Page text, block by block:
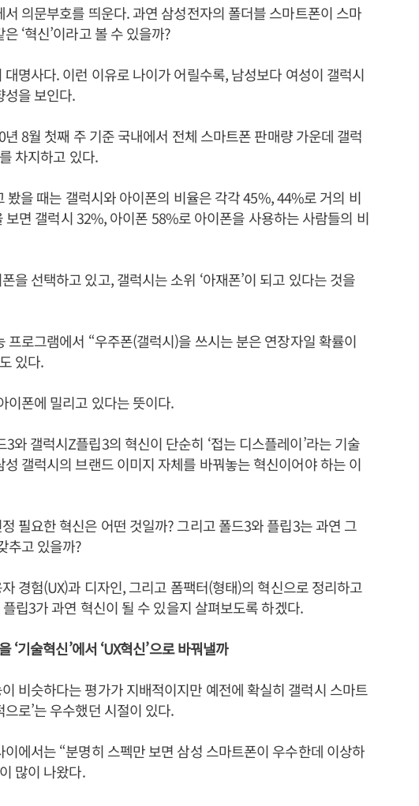
의문부호를 띄운다. 과연 삼성전자의 폴더블 스마트폰이 스마
‘혁신’이라고 볼 수 있을까?
명사다. 이런 이유로 나이가 어릴수록, 남성보다 여성이 갤럭시
성을 보인다.
8월 첫째 주 기준 국내에서 전체 스마트폰 판매량 가운데 갤럭
차지하고 있다.
봤을 때는 갤럭시와 아이폰의 비율은 각각 45%, 44%로 거의 비
면 갤럭시 32%, 아이폰 58%로 아이폰을 사용하는 사람들의 비
을 선택하고 있고, 갤럭시는 소위 ‘아재폰’이 되고 있다는 것을
프로그램에서 “우주폰(갤럭시)을 쓰시는 분은 연장자일 확률이
있다.
이폰에 밀리고 있다는 뜻이다.
와 갤럭시Z플립3의 혁신이 단순히 ‘접는 디스플레이’라는 기술
갤럭시의 브랜드 이미지 자체를 바꿔놓는 혁신이어야 하는 이
필요한 혁신은 어떤 것일까? 그리고 폴드3와 플립3는 과연 그
추고 있을까?
경험(UX)과 디자인, 그리고 폼팩터(형태)의 혁신으로 정리하고
립3가 과연 혁신이 될 수 있을지 살펴보도록 하겠다.
기술혁신’에서 ‘UX혁신’으로 바꿔낼까
비슷하다는 평가가 지배적이지만 예전에 확실히 갤럭시 스마트
로’는 우수했던 시절이 있다.
에서는 “분명히 스펙만 보면 삼성 스마트폰이 우수한데 이상하
많이 나왔다.